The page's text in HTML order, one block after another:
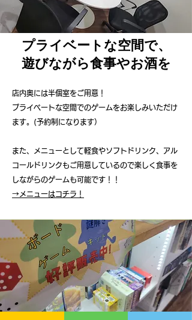
プライベートな空間で、
遊びながら食事やお酒を
店内奥には半個室をご用意！
プライベートな空間でのゲームをお楽しみいただけ
ます。(予約制になります）
また、メニューとして軽食やソフトドリンク、アル
コールドリンクもご用意しているので楽しく食事を
しながらのゲームも可能です！！
​→メニューはコチラ！